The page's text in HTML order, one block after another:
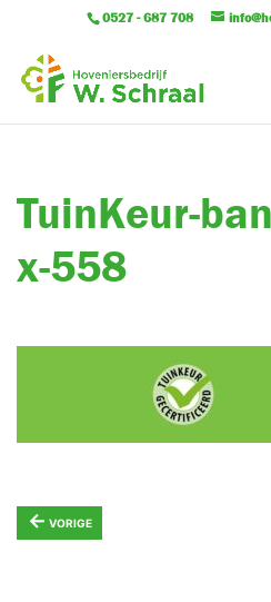
0527 - 687 708
TuinKeur-
x-558
← VORIGE